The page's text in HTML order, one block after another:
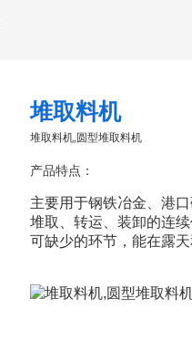
堆取料机
堆取料机,圆型堆取料机
产品特点：
主要用于钢铁冶金、港
堆取、转运、装卸的连
可缺少的环节，能在露